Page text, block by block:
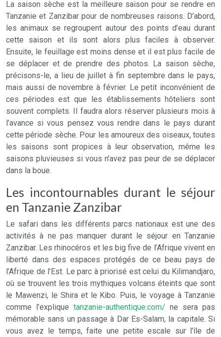
La saison sèche est la meilleure saison pour se rendre en
Tanzanie et Zanzibar pour de nombreuses raisons. D’abord,
les animaux se regroupent autour des points d’eau durant
cette saison et ils sont alors plus faciles à observer.
Ensuite, le feuillage est moins dense et il est plus facile de
se déplacer et de prendre des photos. La saison sèche,
précisons-le, a lieu de juillet à fin septembre dans le pays,
mais aussi de novembre à février. Le petit inconvénient de
ces périodes est que les établissements hôteliers sont
souvent complets. Il faudra alors réserver plusieurs mois à
l’avance si vous pensez vous rendre dans le pays durant
cette période sèche. Pour les amoureux des oiseaux, toutes
les saisons sont propices à leur observation, même les
saisons pluvieuses si vous n’avez pas peur de se déplacer
dans la boue.
Les incontournables durant le séjour
en Tanzanie Zanzibar
Le safari dans les différents parcs nationaux est une des
activités à ne pas manquer durant le séjour en Tanzanie
Zanzibar. Les rhinocéros et les big five de l’Afrique vivent en
liberté dans des espaces protégés de ce beau pays de
l’Afrique de l’Est. Le parc à priorisé est celui du Kilimandjaro,
où se trouvent les trois mythiques volcans éteints que sont
le Mawenzi, le Shira et le Kibo. Puis, le voyage à Tanzanie
comme l’explique tanzanie-authentique.com/ ne sera pas
mémorable sans un passage à Dar Es-Salam, la capitale. Si
vous avez le temps, faite une petite escale sur l’île de